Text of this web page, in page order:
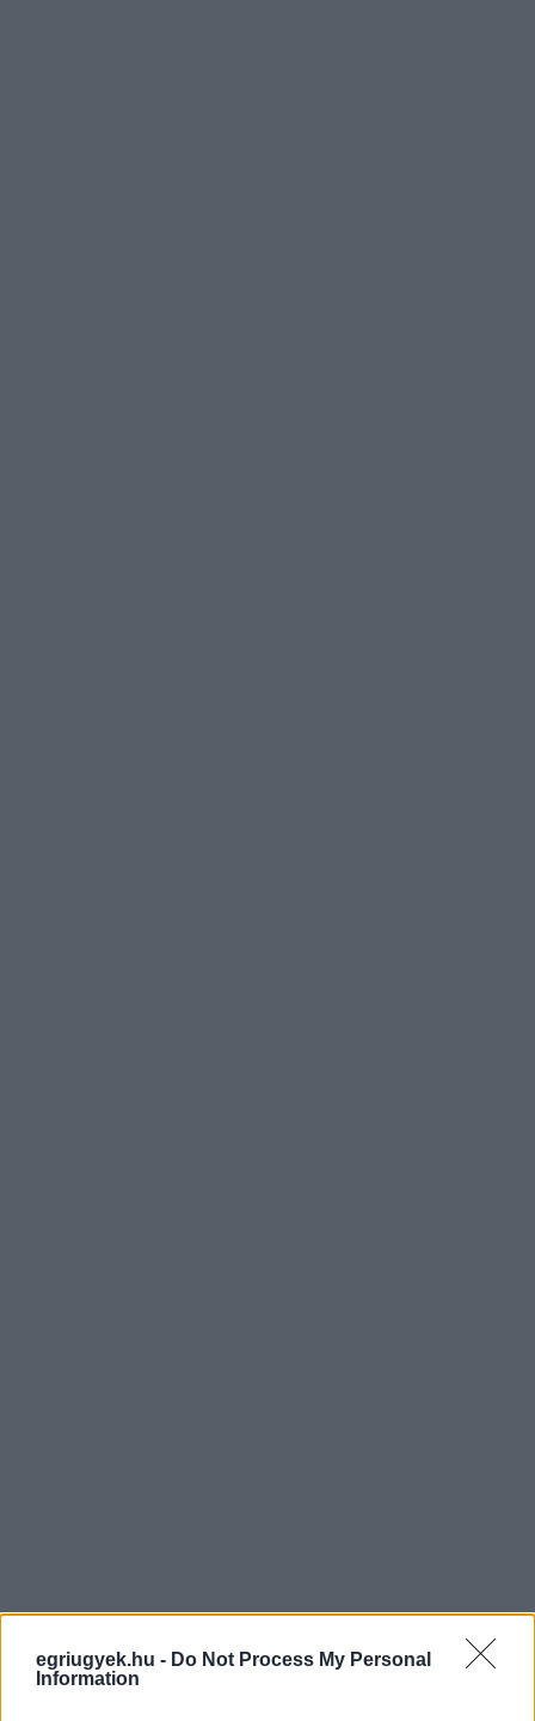
egriugyek.hu - Do Not Process My Personal
Information